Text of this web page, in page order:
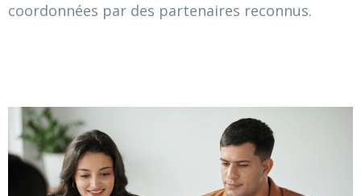
coordonnées par des partenaires reconnus.